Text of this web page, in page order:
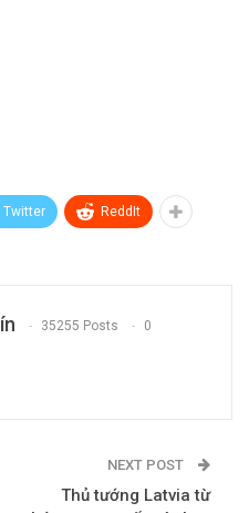
Twitter ReddIt
35255 Posts 0
NEXT POST
Thủ tướng Latvia từ